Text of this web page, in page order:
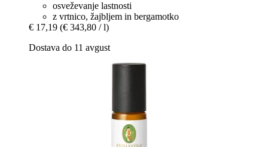
osveževanje lastnosti
z vrtnico, žajbljem in bergamotko
€ 17,19 (€ 343,80 / l)
Dostava do 11 avgust